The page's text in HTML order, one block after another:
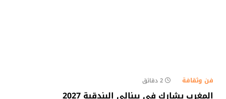
فن وثقافة 2 دقائق
المغرب يشارك في بينالي البندقية 2027